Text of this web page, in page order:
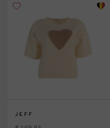
JEFF